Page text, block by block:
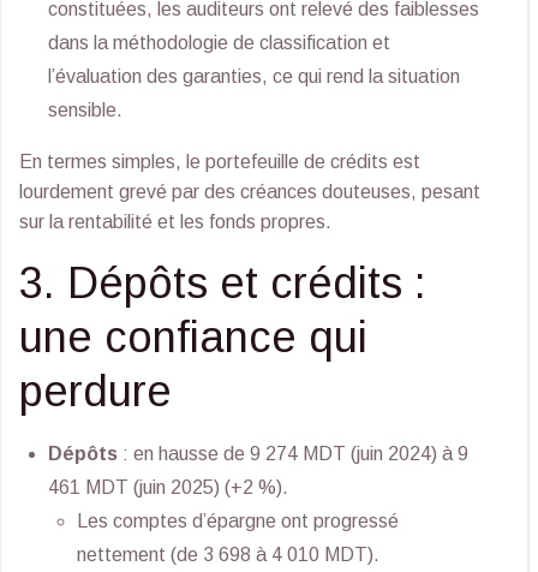
constituées, les auditeurs ont relevé des faiblesses
dans la méthodologie de classification et
l’évaluation des garanties, ce qui rend la situation
sensible.
En termes simples, le portefeuille de crédits est
lourdement grevé par des créances douteuses, pesant
sur la rentabilité et les fonds propres.
3. Dépôts et crédits :
une confiance qui
perdure
Dépôts : en hausse de 9 274 MDT (juin 2024) à 9
461 MDT (juin 2025) (+2 %).
Les comptes d’épargne ont progressé
nettement (de 3 698 à 4 010 MDT).